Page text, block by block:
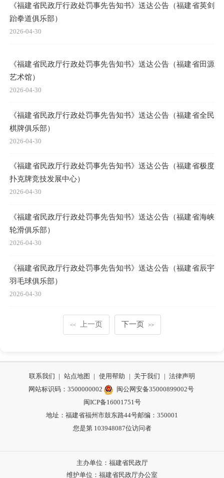
《福建省民政厅行政处罚事先告知书》送达公告（福建省英剑
跆拳道俱乐部）
2026-04-30
《福建省民政厅行政处罚事先告知书》送达公告（福建省田源
艺术馆）
2026-04-30
《福建省民政厅行政处罚事先告知书》送达公告（福建省全民
棋牌俱乐部）
2026-04-30
《福建省民政厅行政处罚事先告知书》送达公告（福建省极度
扑克牌竞技发展中心）
2026-04-30
《福建省民政厅行政处罚事先告知书》送达公告（福建省海峡
轮滑俱乐部）
2026-04-30
《福建省民政厅行政处罚事先告知书》送达公告（福建省辰宇
羽毛球俱乐部）
2026-04-30
<< 上一页 下一页 >>
联系我们 | 站点地图 | 使用帮助 | 关于我们 | 法律声明
网站标识码：3500000002
闽公网安备35000899002号
闽ICP备16001751号
地址：福建省福州市鼓东路44号邮编：350001
您是第 103948087位访问者
主办单位：福建省民政厅
维护单位：福建省民政厅办公室